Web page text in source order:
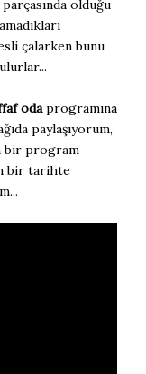
olduğu
çalarken bunu
odaprogramına
paylaşıyorum,
bir program
bir tarihte